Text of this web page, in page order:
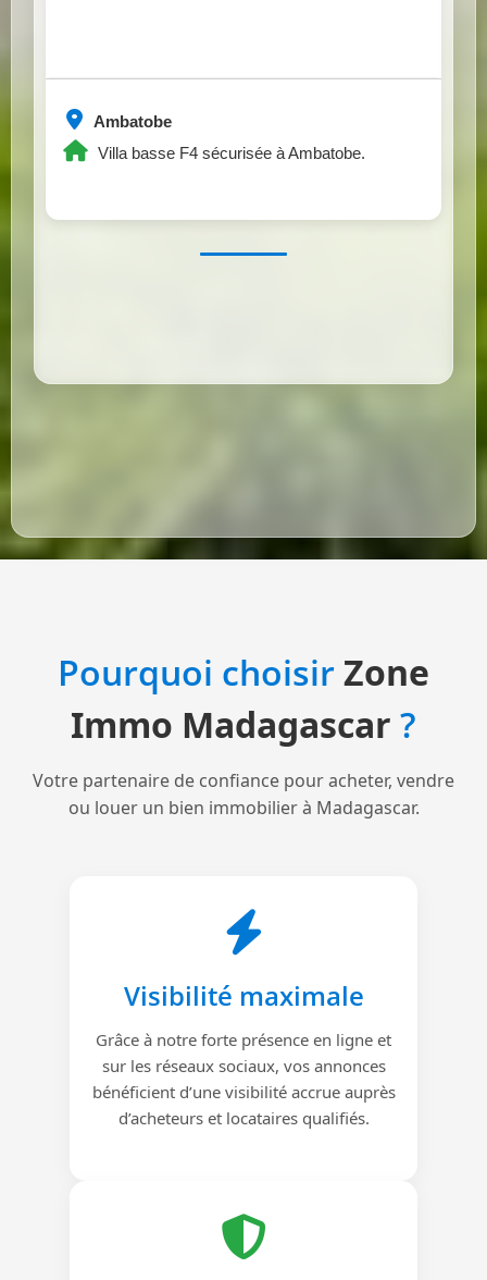
Ambatobe
Villa basse F4 sécurisée à Ambatobe.
Pourquoi choisirZone
Immo Madagascar ?
Votre partenaire de confiance pour acheter, vendre
ou louer un bien immobilier à Madagascar.
Visibilité maximale
Grâce à notre forte présence en ligne et
sur les réseaux sociaux, vos annonces
bénéficient d’une visibilité accrue auprès
d’acheteurs et locataires qualifiés.